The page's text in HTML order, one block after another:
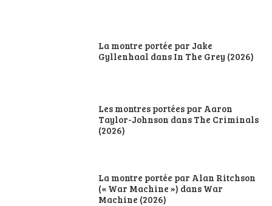
La montre portée par Jake
Gyllenhaal dans In The Grey (2026)
Les montres portées par Aaron
Taylor-Johnson dans The Criminals
(2026)
La montre portée par Alan Ritchson
(« War Machine ») dans War
Machine (2026)